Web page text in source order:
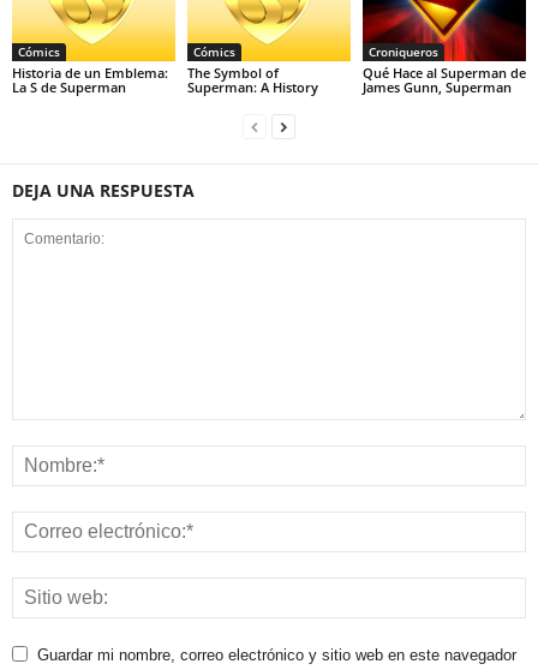
Cómics
Historia de un Emblema:
La S de Superman
Cómics
The Symbol of
Superman: A History
Croniqueros
Qué Hace al Superman de
James Gunn, Superman
DEJA UNA RESPUESTA
Guardar mi nombre, correo electrónico y sitio web en este navegador